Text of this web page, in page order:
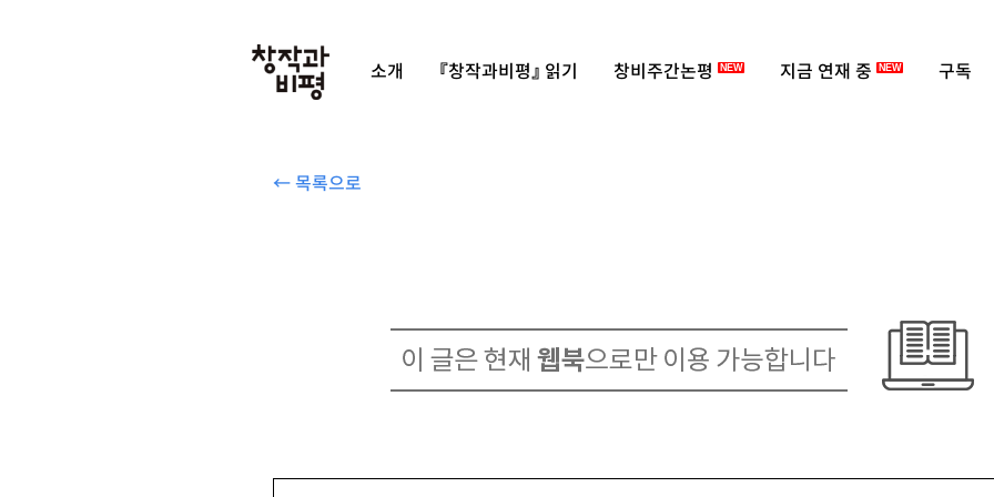
소개 『창작과비평』 읽기 창비주간논평 NEW 지금 연재 중 NEW 구독
← 목록으로